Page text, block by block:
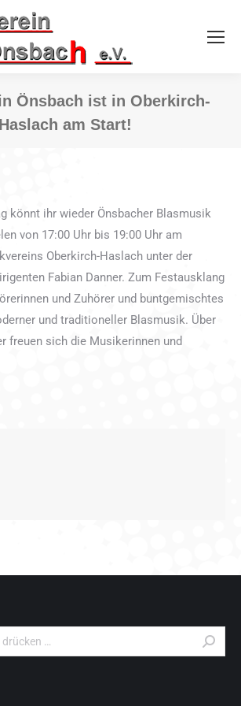
Önsbach ist in Oberkirch-
Haslach am Start!
könnt ihr wieder Önsbacher Blasmusik
von 17:00 Uhr bis 19:00 Uhr am
Oberkirch-Haslach unter der
Fabian Danner. Zum Festausklang
und Zuhörer und buntgemischtes
und traditioneller Blasmusik. Über
freuen sich die Musikerinnen und